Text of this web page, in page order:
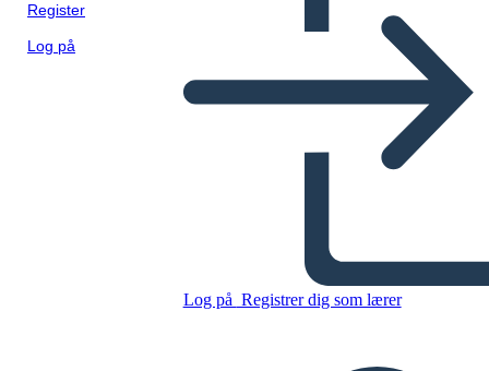
Register
Log på
Log på Registrer dig som lærer
Antica Roma GRAPES
Esempio